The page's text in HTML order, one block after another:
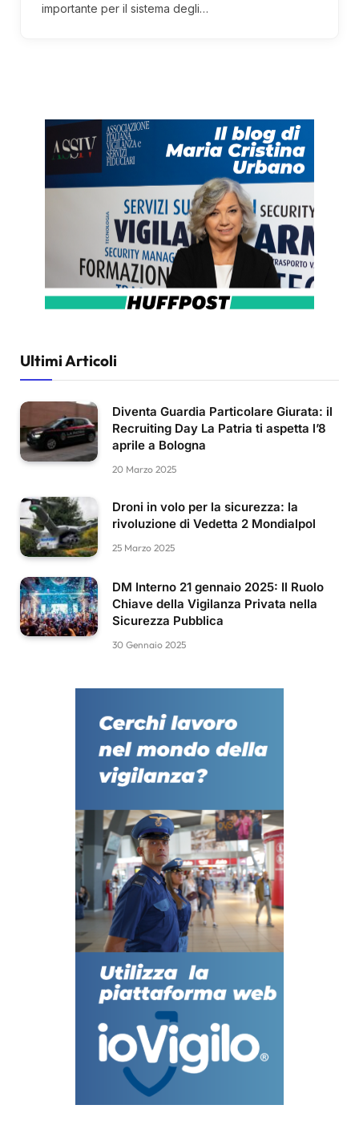
importante per il sistema degli…
Ultimi Articoli
Diventa Guardia Particolare Giurata: il
Recruiting Day La Patria ti aspetta l’8
aprile a Bologna
20 Marzo 2025
Droni in volo per la sicurezza: la
rivoluzione di Vedetta 2 Mondialpol
25 Marzo 2025
DM Interno 21 gennaio 2025: Il Ruolo
Chiave della Vigilanza Privata nella
Sicurezza Pubblica
30 Gennaio 2025